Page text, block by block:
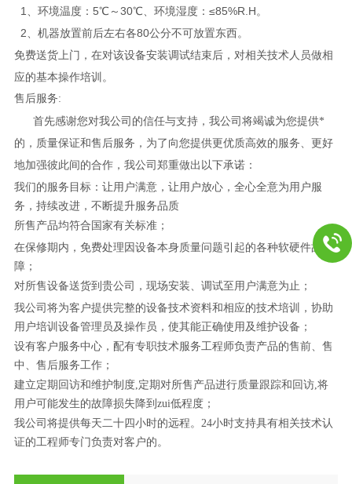
1、环境温度：5℃～30℃、环境湿度：≤85%R.H。
2、机器放置前后左右各80公分不可放置东西。
免费送货上门，在对该设备安装调试结束后，对相关技术人员做相
应的基本操作培训。
售后服务:
首先感谢您对我公司的信任与支持，我公司将竭诚为您提供*
的，质量保证和售后服务，为了向您提供更优质高效的服务、更好
地加强彼此间的合作，我公司郑重做出以下承诺：
我们的服务目标：让用户满意，让用户放心，全心全意为用户服
务，持续改进，不断提升服务品质
所售产品均符合国家有关标准；
在保修期内，免费处理因设备本身质量问题引起的各种软硬件故
障；
对所售设备送货到贵公司，现场安装、调试至用户满意为止；
我公司将为客户提供完整的设备技术资料和相应的技术培训，协助
用户培训设备管理员及操作员，使其能正确使用及维护设备；
设有客户服务中心，配有专职技术服务工程师负责产品的售前、售
中、售后服务工作；
建立定期回访和维护制度,定期对所售产品进行质量跟踪和回访,将
用户可能发生的故障损失降到zui低程度；
我公司将提供每天二十四小时的远程。24小时支持具有相关技术认
证的工程师专门负责对客户的。